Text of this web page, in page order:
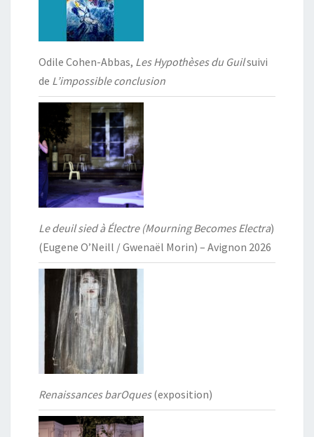
Odile Cohen-Abbas, Les Hypothèses du Guilsuivi
de L’impossible conclusion
Le deuil sied à Électre (Mourning Becomes Electra)
(Eugene O’Neill / Gwenaël Morin) – Avignon 2026
Renaissances barOques(exposition)